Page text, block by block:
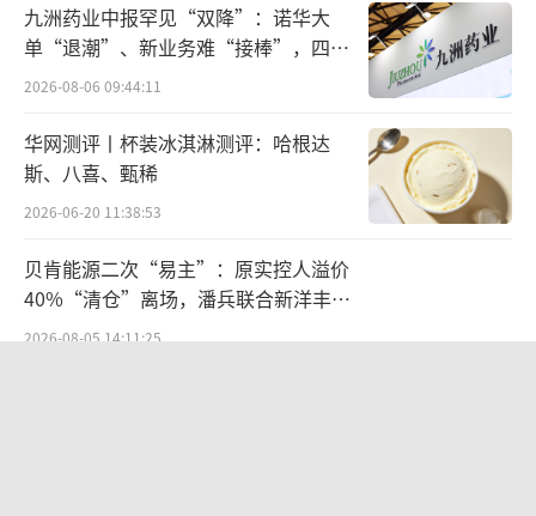
九洲药业中报罕见“双降”：诺华大
单“退潮”、新业务难“接棒”，四大
难关待闯
2026-08-06 09:44:11
华网测评丨杯装冰淇淋测评：哈根达
斯、八喜、甄稀
2026-06-20 11:38:53
贝肯能源二次“易主”：原实控人溢价
40%“清仓”离场，潘兵联合新洋丰、
宏科百世拟入主
2026-08-05 14:11:25